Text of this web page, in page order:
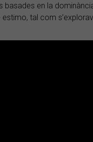
basades en la
tal com